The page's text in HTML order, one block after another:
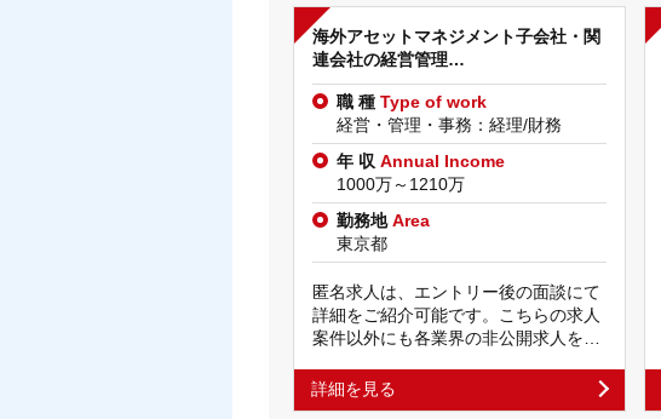
海外アセットマネジメント子会社・関
連会社の経営管理…
職 種 Type of work
経営・管理・事務：経理/財務
年 収 Annual Income
1000万～1210万
勤務地Area
東京都
匿名求人は、エントリー後の面談にて
詳細をご紹介可能です。こちらの求人
案件以外にも各業界の非公開求人を…
詳細を見る